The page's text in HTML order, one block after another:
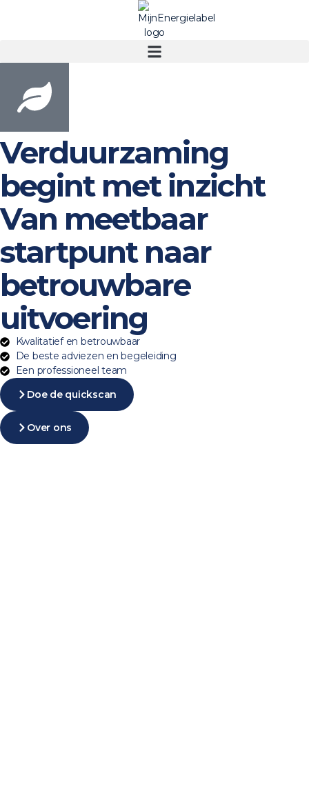
Verduurzaming
begint met inzicht
Van meetbaar
startpunt naar
betrouwbare
uitvoering
Kwalitatief en betrouwbaar
De beste adviezen en begeleiding
Een professioneel team
Doe de quickscan
Over ons